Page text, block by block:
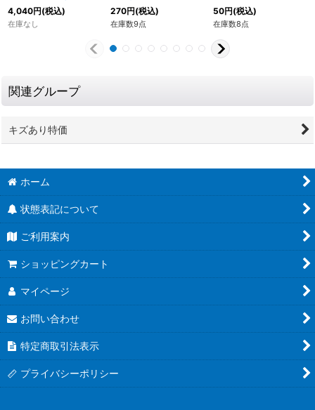
4,040円(税込)
在庫なし
270円(税込)
在庫数9点
50円(税込)
在庫数8点
関連グループ
キズあり特価
ホーム
状態表記について
ご利用案内
ショッピングカート
マイページ
お問い合わせ
特定商取引法表示
プライバシーポリシー